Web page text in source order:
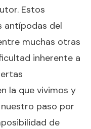
Estos
antípodas del
muchas otras
inherente a
la que vivimos y
paso por
de